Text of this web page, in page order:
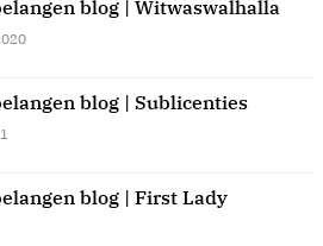
blog | Witwaswalhalla
blog | Sublicenties
blog | First Lady